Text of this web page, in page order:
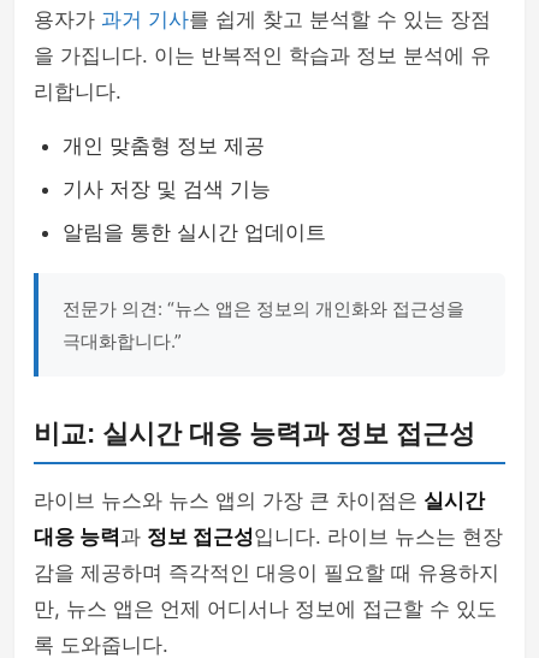
용자가 과거 기사를 쉽게 찾고 분석할 수 있는 장점
을 가집니다. 이는 반복적인 학습과 정보 분석에 유
리합니다.
개인 맞춤형 정보 제공
기사 저장 및 검색 기능
알림을 통한 실시간 업데이트
전문가 의견: “뉴스 앱은 정보의 개인화와 접근성을
극대화합니다.”
비교: 실시간 대응 능력과 정보 접근성
라이브 뉴스와 뉴스 앱의 가장 큰 차이점은 실시간
대응 능력과 정보 접근성입니다. 라이브 뉴스는 현장
감을 제공하며 즉각적인 대응이 필요할 때 유용하지
만, 뉴스 앱은 언제 어디서나 정보에 접근할 수 있도
록 도와줍니다.